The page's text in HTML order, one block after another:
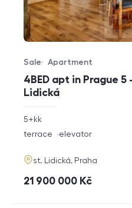
4BED apt in Prague
Lidická
Offer type
Sale
Property type
Apartment
rozměry
disposition
5+kk
funkce
terrace elevator
adresa
st. Lidická, Praha
cena
21 900 000 Kč